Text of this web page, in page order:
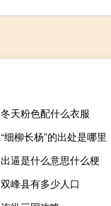
冬天粉色配什么衣服
“细柳长杨”的出处是哪里
出逼是什么意思什么梗
双峰县有多少人口